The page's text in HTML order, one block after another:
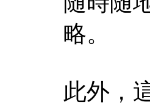
略。
此外，